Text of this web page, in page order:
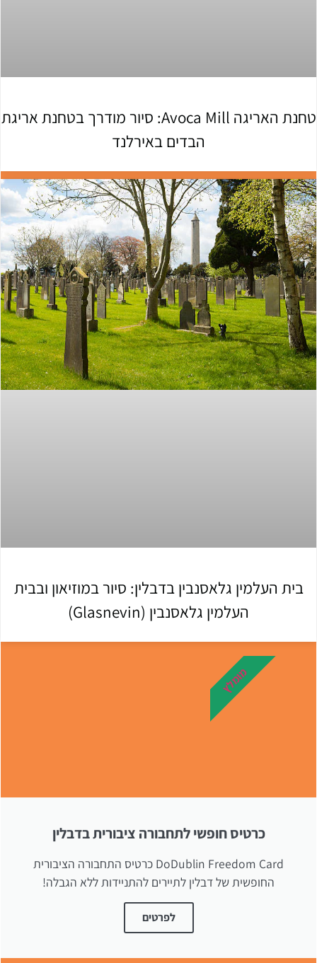
טחנת האריגה Avoca Mill: סיור מודרך בטחנת אריגת
הבדים באירלנד
בית העלמין גלאסנבין בדבלין: סיור במוזיאון ובבית
העלמין גלאסנבין (Glasnevin)
כרטיס חופשי לתחבורה ציבורית בדבלין
DoDublin Freedom Card כרטיס התחבורה הציבורית
החופשית של דבלין לתיירים להתניידות ללא הגבלה!
לפרטים
מומלץ